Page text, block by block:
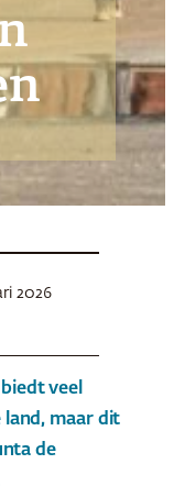
2026
veel
land, maar dit
de